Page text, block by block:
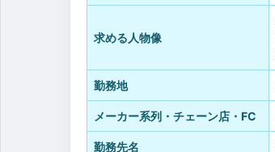
求める人物像
勤務地
メーカー系列・チェーン店・FC
勤務先名